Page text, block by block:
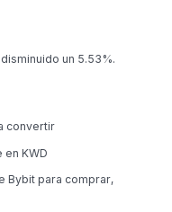
un 5.53%.
convertir
KWD
Bybit para comprar,